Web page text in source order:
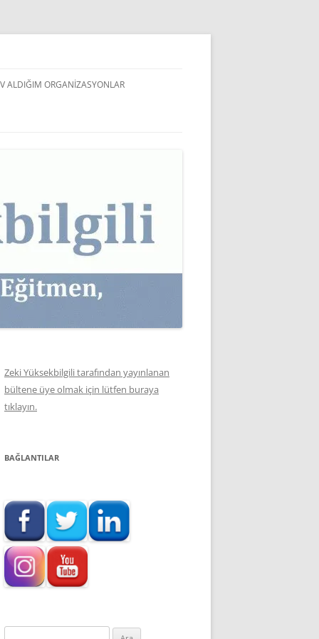
ALDIĞIM ORGANIZASYONLAR
Zeki Yüksekbilgili tarafından yayınlanan
bültene üye olmak için lütfen buraya
tıklayın.
BAĞLANTILAR